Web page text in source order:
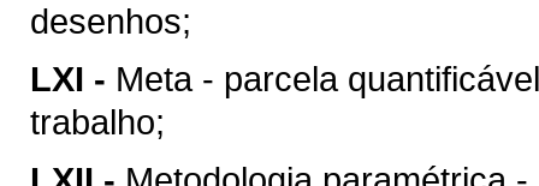
desenhos;
LXI - Meta - parcela
trabalho;